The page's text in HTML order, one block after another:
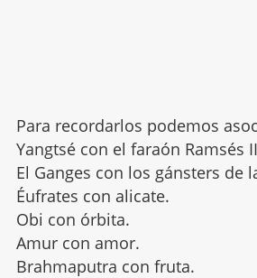
Para recordarlos podemos
Yangtsé con el faraón Ramsés
El Ganges con los gánsters de
Éufrates con alicate.
Obi con órbita.
Amur con amor.
Brahmaputra con fruta.